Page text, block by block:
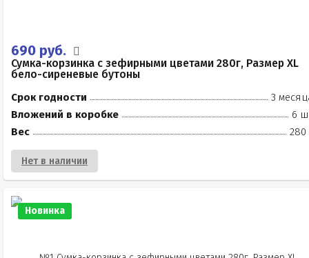
690 руб.
Сумка-корзинка с зефирными цветами 280г, Размер XL
бело-сиреневые бутоны
Срок годности
3
Вложений в коробке
6
Вес
280
Нет в наличии
Новинка